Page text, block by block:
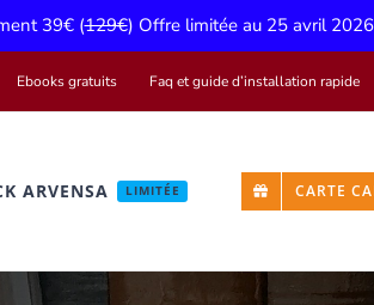
39€ (129€) Offre limitée au 25 avril
Ebooks gratuits Faq et guide d’installation rapide
ARVENSA LIMITÉE CARTE